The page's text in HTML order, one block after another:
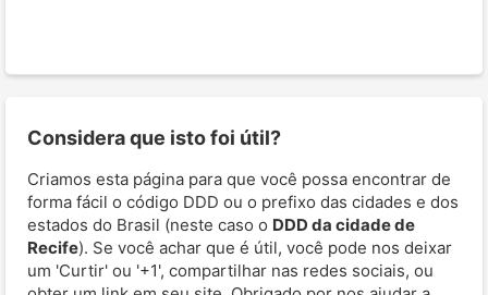
Considera que isto foi útil?
Criamos esta página para que você possa encontrar de
forma fácil o código DDD ou o prefixo das cidades e dos
estados do Brasil (neste caso o DDD da cidade de
Recife). Se você achar que é útil, você pode nos deixar
um 'Curtir' ou '+1', compartilhar nas redes sociais, ou